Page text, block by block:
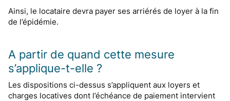
Ainsi, le locataire devra payer ses arriérés de loyer à la fin
de l’épidémie.
A partir de quand cette mesure
s’applique-t-elle ?
Les dispositions ci-dessus s’appliquent aux loyers et
charges locatives dont l’échéance de paiement intervient